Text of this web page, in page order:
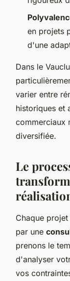
en projets
d'une
Dans le
varier entre
historiques et
commerciaux
diversifiée.
Le
Chaque
par une
prenons le
d'analyser
vos